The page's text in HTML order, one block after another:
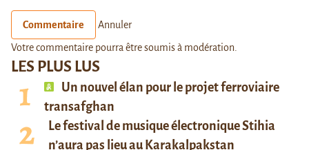
LES PLUS LUS
Un nouvel élan pour le projet ferroviaire
transafghan
Le festival de musique électronique Stihia
n’aura pas lieu au Karakalpakstan
Commentaire Annuler
Votre commentaire pourra être soumis à modération.